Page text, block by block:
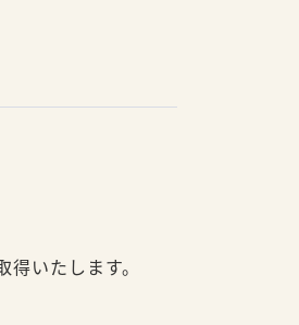
いたします。